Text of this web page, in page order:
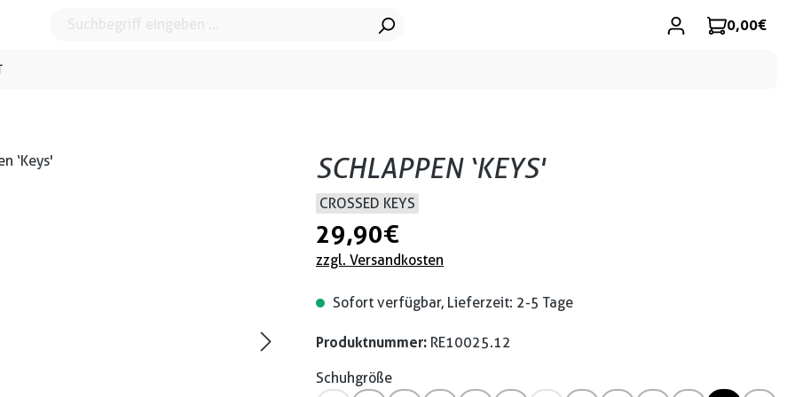
0,00 €
SCHLAPPEN ‘KEYS'
CROSSED KEYS
29,90 €
zzgl. Versandkosten
Sofort verfügbar, Lieferzeit: 2-5 Tage
Produktnummer: RE10025.12
Schuhgröße